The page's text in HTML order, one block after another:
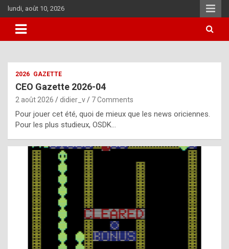
Skip
to
content
lundi, août 10, 2026
i
u
l
y
d
i
2026 GAZETTE
CEO Gazette 2026-04
2 août 2026 didier_v 7 Comments
Pour jouer cet été, quoi de mieux que les news oriciennes.
Pour les plus studieux, OSDK…